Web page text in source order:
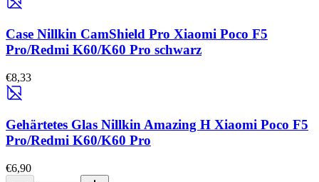
Case Nillkin CamShield Pro Xiaomi Poco F5
Pro/Redmi K60/K60 Pro schwarz
€8,33
Gehärtetes Glas Nillkin Amazing H Xiaomi Poco F5
Pro/Redmi K60/K60 Pro
€6,90